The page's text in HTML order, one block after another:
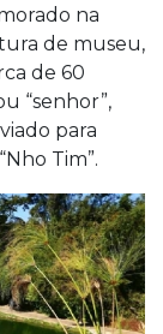
na
de museu,
de 60
“senhor”,
para
Tim”.